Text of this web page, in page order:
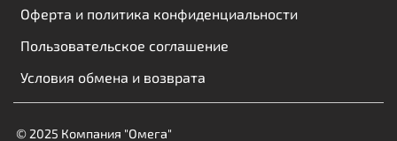
Оферта и политика конфиденциальности
Пользовательское соглашение
Условия обмена и возврата
© 2025 Компания "Омега"